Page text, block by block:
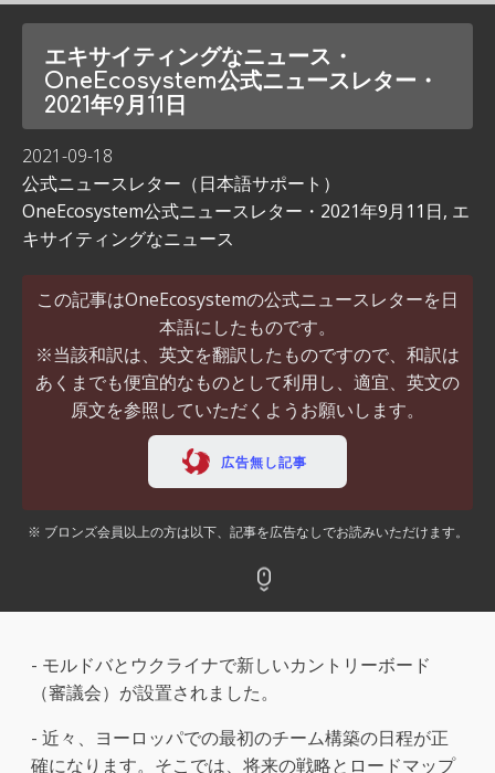
エキサイティングなニュース・
OneEcosystem公式ニュースレター・
2021年9月11日
2021-09-18
公式ニュースレター（日本語サポート）
OneEcosystem公式ニュースレター・2021年9月11日, エ
キサイティングなニュース
この記事はOneEcosystemの公式ニュースレターを日
本語にしたものです。
※当該和訳は、英文を翻訳したものですので、和訳は
あくまでも便宜的なものとして利用し、適宜、英文の
原文を参照していただくようお願いします。
広告無し記事
※ ブロンズ会員以上の方は以下、記事を広告なしでお読みいただけます。
- モルドバとウクライナで新しいカントリーボード
（審議会）が設置されました。
- 近々、ヨーロッパでの最初のチーム構築の日程が正
確になります。そこでは、将来の戦略とロードマップ